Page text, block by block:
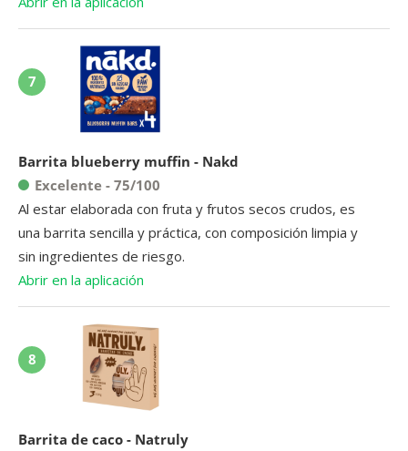
7
Barrita blueberry muffin - Nakd
Excelente - 75/100
Al estar elaborada con fruta y frutos secos crudos, es
una barrita sencilla y práctica, con composición limpia y
sin ingredientes de riesgo.
Abrir en la aplicación
8
Barrita de caco - Natruly